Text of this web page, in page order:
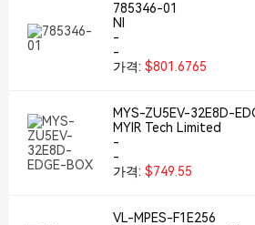
785346-01
NI
-
-
가격: $801.6765
MYS-ZU5EV-32E8D-
MYIR Tech Limited
-
-
가격: $749.55
VL-MPES-F1E256